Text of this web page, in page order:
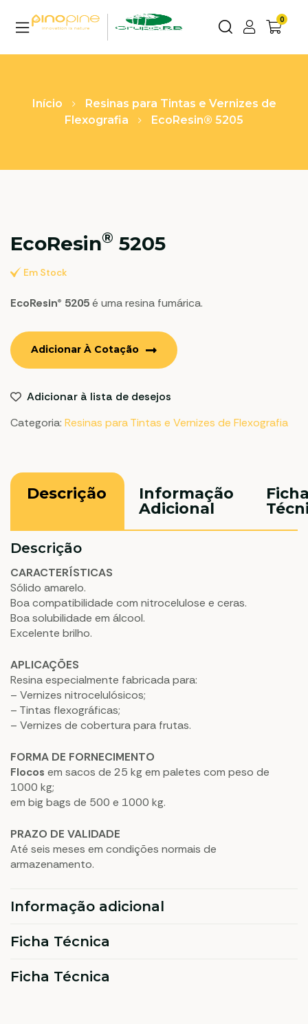
0
Início
Resinas para Tintas e Vernizes de
Flexografia
EcoResin® 5205
EcoResin® 5205
Em Stock
EcoResin® 5205é uma resina fumárica.
Adicionar À Cotação
Adicionar à lista de desejos
Categoria: Resinas para Tintas e Vernizes de Flexografia
Descrição
Informação
Adicional
Descrição
CARACTERÍSTICAS
Sólido amarelo.
Boa compatibilidade com nitrocelulose e ceras.
Boa solubilidade em álcool.
Excelente brilho.
APLICAÇÕES
Resina especialmente fabricada para:
– Vernizes nitrocelulósicos;
– Tintas flexográficas;
– Vernizes de cobertura para frutas.
FORMA DE FORNECIMENTO
Flocos em sacos de 25 kg em paletes com peso de
1000 kg;
em big bags de 500 e 1000 kg.
PRAZO DE VALIDADE
Até seis meses em condições normais de
armazenamento.
Informação adicional
Ficha Técnica
Ficha Técnica